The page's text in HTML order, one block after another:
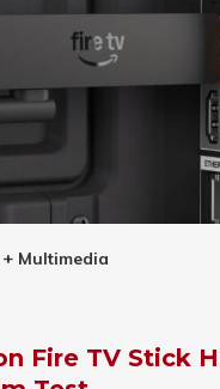
+ Multimedia
Fire TV Stick